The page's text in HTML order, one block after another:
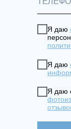
Я даю
Я даю
Я даю